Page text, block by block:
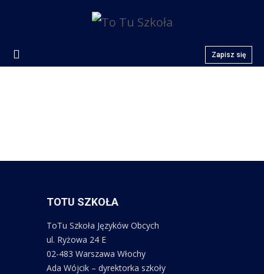
Zapisz się
TOTU SZKOŁA
ToTu Szkoła Języków Obcych
ul. Ryżowa 24 E
02-483 Warszawa Włochy
Ada Wójcik – dyrektorka szkoły